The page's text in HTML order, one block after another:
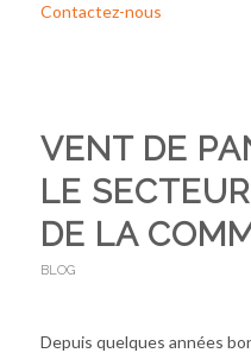
Contactez-nous
VENT DE
LE
DE LA
BLOG
Depuis quelques années